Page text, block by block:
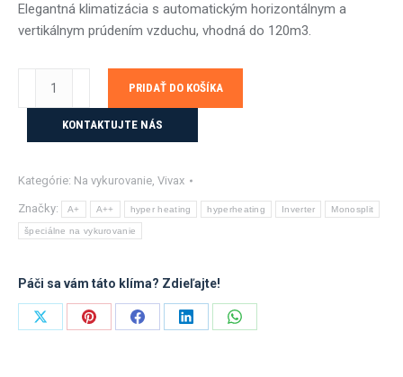
Elegantná klimatizácia s automatickým horizontálnym a
vertikálnym prúdením vzduchu, vhodná do 120m3.
Design
kW
biela
PRIDAŤ DO KOŠÍKA
KONTAKTUJTE NÁS
Kategórie: Na vykurovanie, Vivax
Značky: A+ A++ hyper heating hyperheating Inverter Monosplit
špeciálne na vykurovanie
Páči sa vám táto klíma? Zdieľajte!
Share
Share
Share
Share
Share